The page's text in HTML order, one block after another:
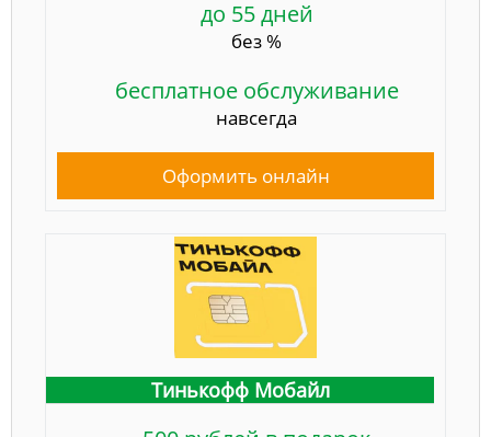
до 55 дней
без %
бесплатное обслуживание
навсегда
Оформить онлайн
Тинькофф Мобайл